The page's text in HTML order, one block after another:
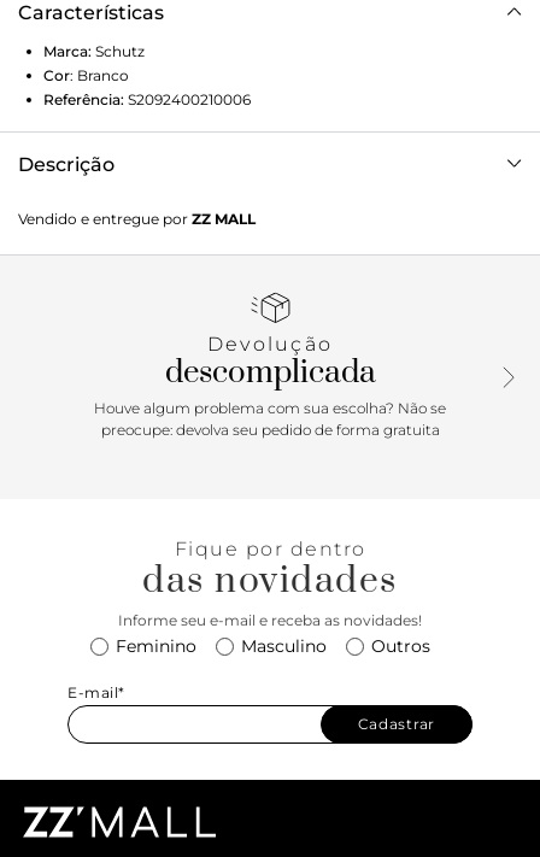
Características
Marca: Schutz
Cor: Branco
Referência: S2092400210006
Descrição
em metal dourado. Um clássico atemporal que combina
elegância e conforto. Perfeita para complementar looks
Vendido e entregue por ZZ MALL
Devolução
descomplicada
Houve algum problema com sua escolha? Não se
preocupe: devolva seu pedido de forma gratuita
Fique por dentro
das novidades
Informe seu e-mail e receba as novidades!
Feminino Masculino Outros
E-mail*
Cadastrar